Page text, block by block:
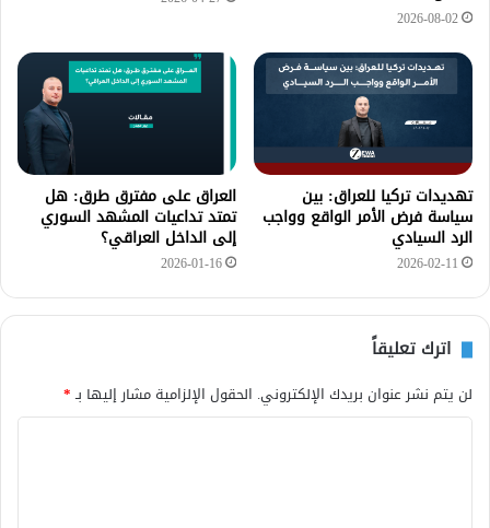
2026-08-02
تهديدات تركيا للعراق: بين
سياسة فرض الأمر الواقع وواجب
الرد السيادي
2026-02-11
العراق على مفترق طرق: هل
تمتد تداعيات المشهد السوري
إلى الداخل العراقي؟
2026-01-16
اترك تعليقاً
لن يتم نشر عنوان بريدك الإلكتروني. الحقول الإلزامية مشار إليها بـ*